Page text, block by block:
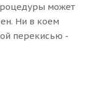
может
Ни в коем
перекисью -